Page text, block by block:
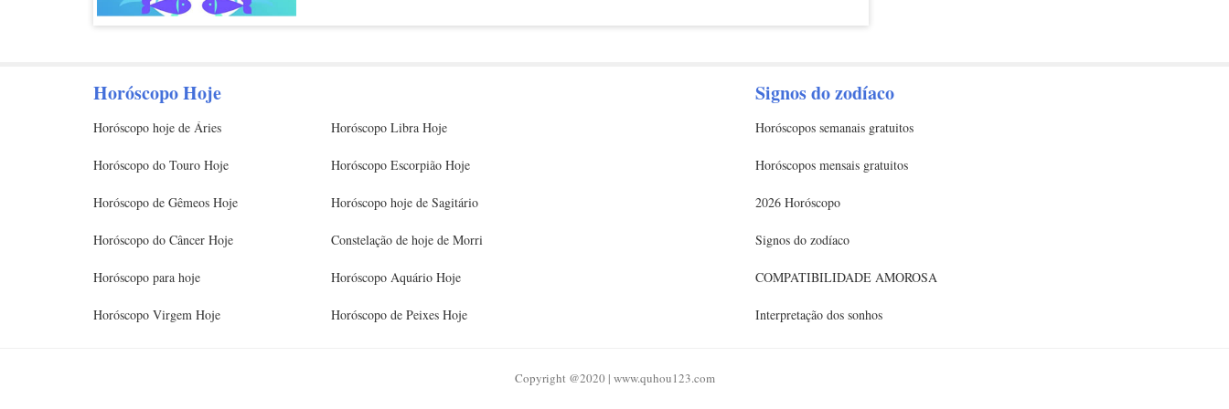
Horóscopo Hoje
Horóscopo hoje de Áries
Horóscopo do Touro Hoje
Horóscopo de Gêmeos Hoje
Horóscopo do Câncer Hoje
Horóscopo para hoje
Horóscopo Virgem Hoje
Horóscopo Libra Hoje
Horóscopo Escorpião Hoje
Horóscopo hoje de Sagitário
Constelação de hoje de Morri
Horóscopo Aquário Hoje
Horóscopo de Peixes Hoje
Signos do zodíaco
Horóscopos semanais gratuitos
Horóscopos mensais gratuitos
2026 Horóscopo
Signos do zodíaco
COMPATIBILIDADE AMOROSA
Interpretação dos sonhos
Copyright @2020 | www.quhou123.com